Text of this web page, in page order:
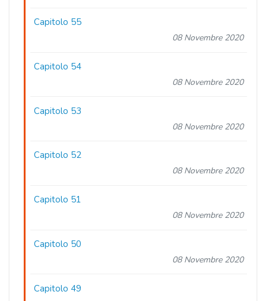
Capitolo 55
08 Novembre 2020
Capitolo 54
08 Novembre 2020
Capitolo 53
08 Novembre 2020
Capitolo 52
08 Novembre 2020
Capitolo 51
08 Novembre 2020
Capitolo 50
08 Novembre 2020
Capitolo 49